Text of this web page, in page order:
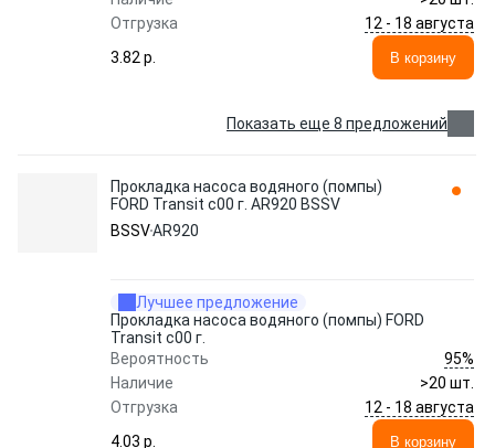
Отгрузка
12 - 18 августа
3.82 p.
В корзину
Показать еще 8 предложений
Прокладка насоса водяного (помпы)
FORD Transit с00 г. AR920 BSSV
BSSVAR920
Лучшее предложение
Прокладка насоса водяного (помпы) FORD
Transit с00 г.
Вероятность
95%
Наличие
>20 шт.
Отгрузка
12 - 18 августа
4.03 p.
В корзину